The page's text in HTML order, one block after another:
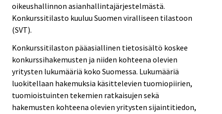
oikeushallinnon asianhallintajärjestelmästä.
Konkurssitilasto kuuluu Suomen viralliseen tilastoon
(SVT).
Konkurssitilaston pääasiallinen tietosisältö koskee
konkurssihakemusten ja niiden kohteena olevien
yritysten lukumääriä koko Suomessa. Lukumääriä
luokitellaan hakemuksia käsittelevien tuomiopiirien,
tuomioistuinten tekemien ratkaisujen sekä
hakemusten kohteena olevien yritysten sijaintitiedon,